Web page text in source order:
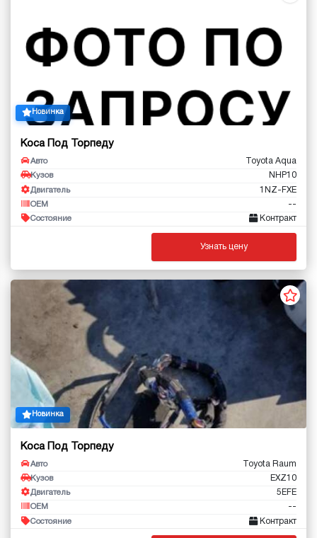
Новинка
Коса Под Торпеду
Авто Toyota Aqua
Кузов NHP10
Двигатель 1NZ-FXE
OEM --
Состояние Контракт
Узнать цену
Новинка
Коса Под Торпеду
Авто Toyota Raum
Кузов EXZ10
Двигатель 5EFE
OEM --
Состояние Контракт